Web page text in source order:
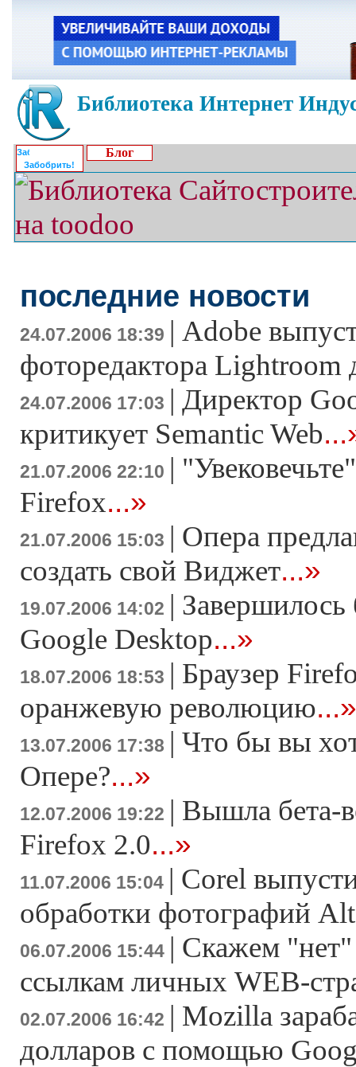
Библиотека Интернет
Забобрить!
Блог
последние новости
24.07.2006 18:39 | Adobe
фоторедактора Lightroom
24.07.2006 17:03 | Директор
критикует Semantic Web
21.07.2006 22:10 |
Firefox...»
21.07.2006 15:03 | Опера
создать свой Виджет...»
19.07.2006 14:02 | Завершилось
Google Desktop...»
18.07.2006 18:53 | Браузер
оранжевую революцию...»
13.07.2006 17:38 | Что бы вы
Опере?...»
12.07.2006 19:22 | Вышла бета-
Firefox 2.0...»
11.07.2006 15:04 | Corel
обработки фотографий
06.07.2006 15:44 | Скажем
ссылкам личных WEB-
02.07.2006 16:42 | Mozilla
долларов с помощью